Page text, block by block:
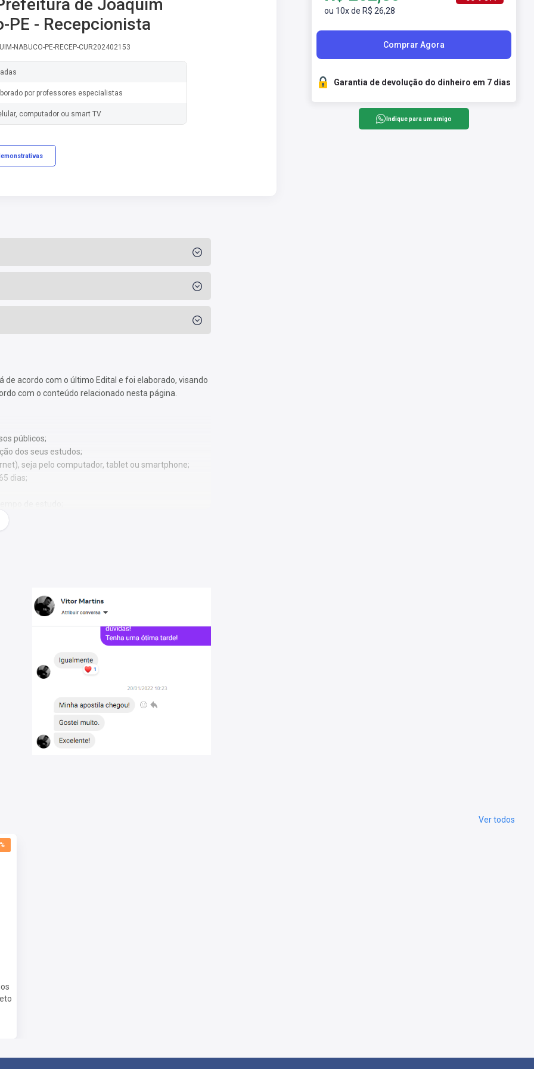
de Joaquim
PE - Recepcionista
NABUCO-PE-RECEP-CUR202402153
por professores especialistas
computador ou smart TV
de acordo com o último Edital e foi elaborado, visando
com o conteúdo relacionado nesta página.
públicos;
dos seus estudos;
seja pelo computador, tablet ou smartphone;
dias;
ou 10x de R$ 26,28
Comprar Agora
Garantia de devolução do dinheiro em 7 dias
Indique para um amigo
Ver todos